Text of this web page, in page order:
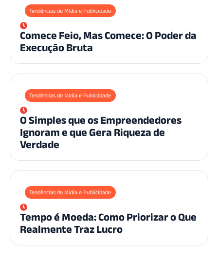
Tendências de Mídia e Publicidade
Comece Feio, Mas Comece: O Poder da
Execução Bruta
Tendências de Mídia e Publicidade
O Simples que os Empreendedores
Ignoram e que Gera Riqueza de
Verdade
Tendências de Mídia e Publicidade
Tempo é Moeda: Como Priorizar o Que
Realmente Traz Lucro